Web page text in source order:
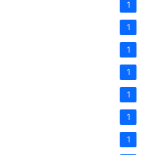
1
1
1
1
1
1
1